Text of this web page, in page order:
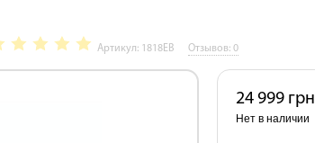
Артикул: 1818EB Отзывов: 0
24 999 грн
Нет в наличии